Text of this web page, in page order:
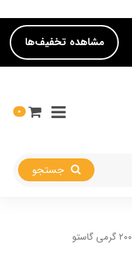
مشاهده تخفیف‌ها
0